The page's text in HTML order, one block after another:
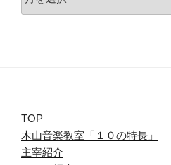
ー
TOP
木山音楽教室「１０の特長」
主宰紹介